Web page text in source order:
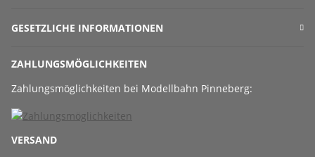
GESETZLICHE INFORMATIONEN
ZAHLUNGSMÖGLICHKEITEN
Zahlungsmöglichkeiten bei Modellbahn Pinneberg:
VERSAND